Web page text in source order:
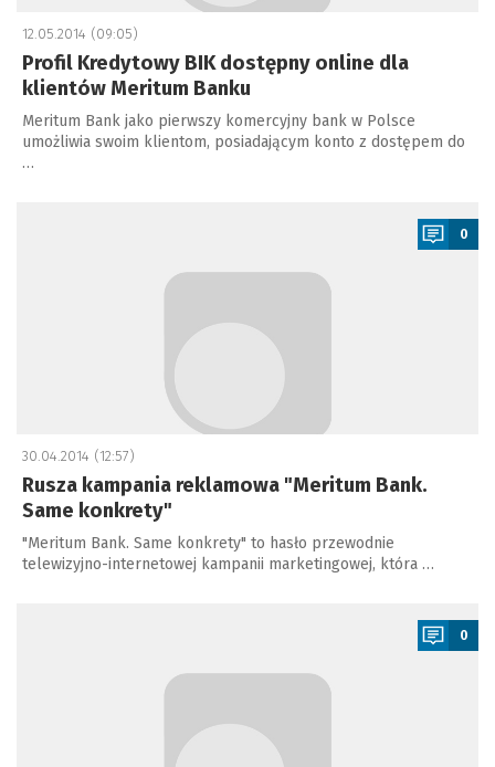
12.05.2014 (09:05)
Profil Kredytowy BIK dostępny online dla
klientów Meritum Banku
Meritum Bank jako pierwszy komercyjny bank w Polsce
umożliwia swoim klientom, posiadającym konto z dostępem do
…
0
30.04.2014 (12:57)
Rusza kampania reklamowa "Meritum Bank.
Same konkrety"
"Meritum Bank. Same konkrety" to hasło przewodnie
telewizyjno-internetowej kampanii marketingowej, która …
0